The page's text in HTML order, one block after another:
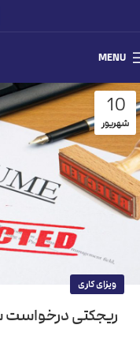
MENU
10
شهریور
ویزای کاری
ریجکتی درخواست